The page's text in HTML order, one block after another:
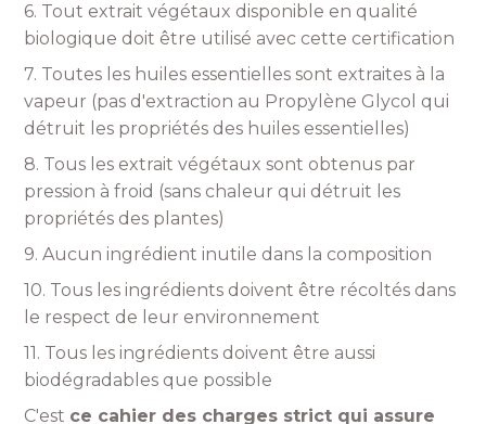
6. Tout extrait végétaux disponible en qualité
biologique doit être utilisé avec cette certification
7. Toutes les huiles essentielles sont extraites à la
vapeur (pas d'extraction au Propylène Glycol qui
détruit les propriétés des huiles essentielles)
8. Tous les extrait végétaux sont obtenus par
pression à froid (sans chaleur qui détruit les
propriétés des plantes)
9. Aucun ingrédient inutile dans la composition
10. Tous les ingrédients doivent être récoltés dans
le respect de leur environnement
11. Tous les ingrédients doivent être aussi
biodégradables que possible
C'est ce cahier des charges strict qui assure